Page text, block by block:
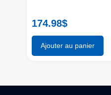
174.98$
Ajouter au panier